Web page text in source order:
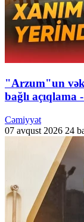
"Arzum"un
bağlı
Cəmiyyət
07 avqust 2026 24